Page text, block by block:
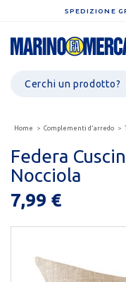
SPEDIZIONE
Home Complementi d'arredo
Federa
Nocciola
7,99 €